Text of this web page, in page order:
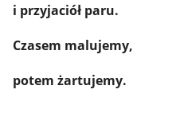
i przyjaciół paru.
Czasem malujemy,
potem żartujemy.